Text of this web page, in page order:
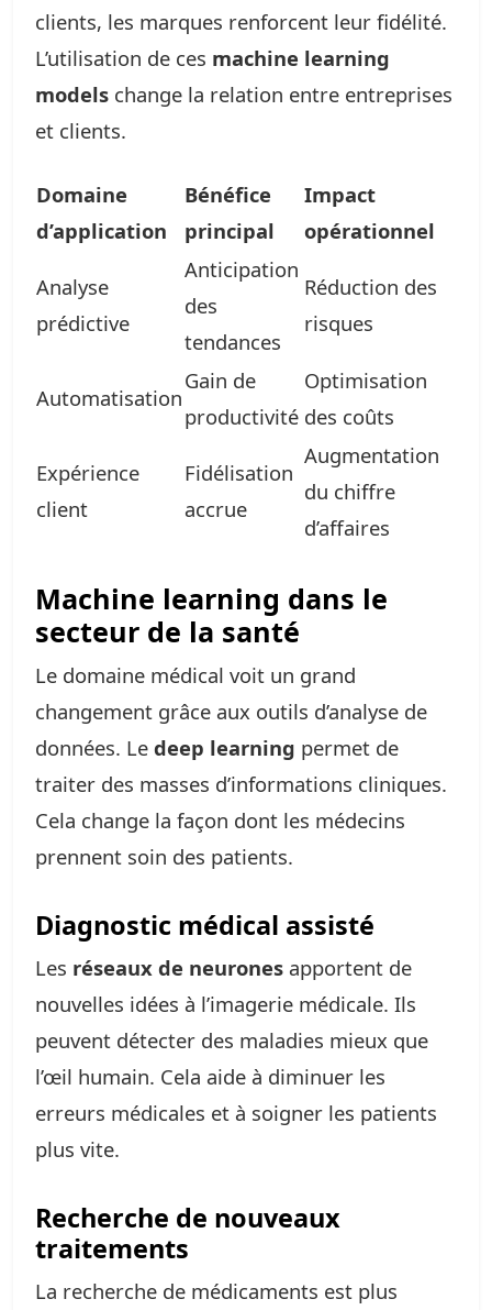
clients, les marques renforcent leur fidélité.
L’utilisation de ces machine learning
models change la relation entre entreprises
et clients.
Domaine
d’application
Bénéfice
principal
Impact
opérationnel
Analyse
prédictive
Anticipation
des
tendances
Réduction des
risques
Automatisation
Gain de
productivité
Optimisation
des coûts
Expérience
client
Fidélisation
accrue
Augmentation
du chiffre
d’affaires
Machine learning dans le
secteur de la santé
Le domaine médical voit un grand
changement grâce aux outils d’analyse de
données. Le deep learning permet de
traiter des masses d’informations cliniques.
Cela change la façon dont les médecins
prennent soin des patients.
Diagnostic médical assisté
Les réseaux de neurones apportent de
nouvelles idées à l’imagerie médicale. Ils
peuvent détecter des maladies mieux que
l’œil humain. Cela aide à diminuer les
erreurs médicales et à soigner les patients
plus vite.
Recherche de nouveaux
traitements
La recherche de médicaments est plus